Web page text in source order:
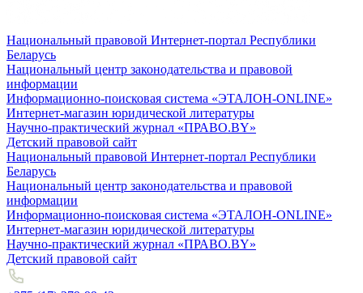
Национальный правовой Интернет-портал Республики
Беларусь
Национальный центр законодательства и правовой
информации
Информационно-поисковая система «ЭТАЛОН-ONLINE»
Интернет-магазин юридической литературы
Научно-практический журнал «ПРАВО.BY»
Детский правовой сайт
Национальный правовой Интернет-портал Республики
Беларусь
Национальный центр законодательства и правовой
информации
Информационно-поисковая система «ЭТАЛОН-ONLINE»
Интернет-магазин юридической литературы
Научно-практический журнал «ПРАВО.BY»
Детский правовой сайт